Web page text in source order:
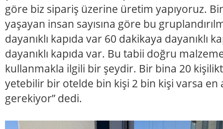
göre biz sipariş üzerine üretim yapıyoruz.
yaşayan insan sayısına göre bu
dayanıklı kapıda var 60 dakikaya dayanıklı
dayanıklı kapıda var. Bu tabii doğru
kullanmakla ilgili bir şeydir. Bir bina 20
yetebilir bir otelde bin kişi 2 bin kişi varsa en
gerekiyor” dedi.